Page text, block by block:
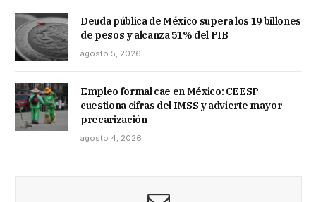
Deuda pública de México supera los 19 billones
de pesos y alcanza 51% del PIB
agosto 5, 2026
Empleo formal cae en México: CEESP
cuestiona cifras del IMSS y advierte mayor
precarización
agosto 4, 2026